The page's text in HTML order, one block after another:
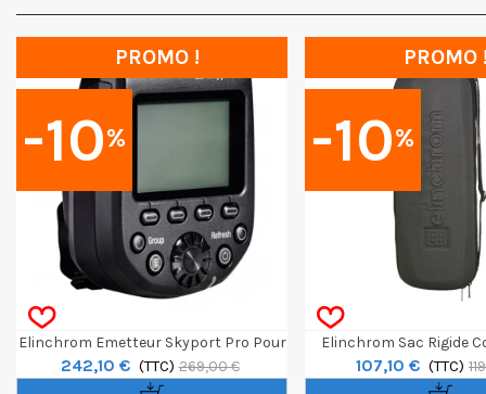
-10%
PROMO !
Elinchrom Emetteur Skyport Pro Pour
Canon
242,10 € (TTC) 269,00 €
-10%
PROMO
Elinchrom Sac Rigide
107,10 € (TTC)